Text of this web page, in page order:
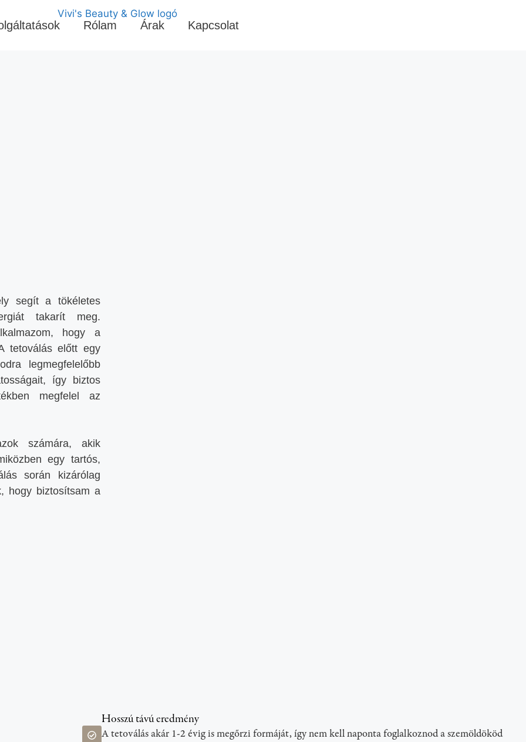
Rólam Árak Kapcsolat
segít a tökéletes
takarít meg.
hogy a
tetoválás előtt egy
legmegfelelőbb
így biztos
megfelel az
számára, akik
egy tartós,
során kizárólag
hogy biztosítsam a
Hosszú távú eredmény
A tetoválás akár 1-2 évig is megőrzi formáját, így nem kell naponta foglalkoznod a szemöldököd